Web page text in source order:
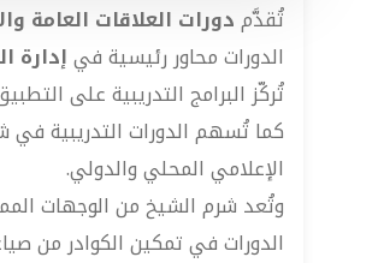
تُقدَّمدورات العلاقات العامة
الدورات محاور رئيسية فيإدارة
تُركّز البرامج التدريبية على
كما تُسهم الدورات التدريبية
الإعلامي المحلي والدولي.
وتُعد شرم الشيخ من الوجهات
الدورات في تمكين الكوادر من